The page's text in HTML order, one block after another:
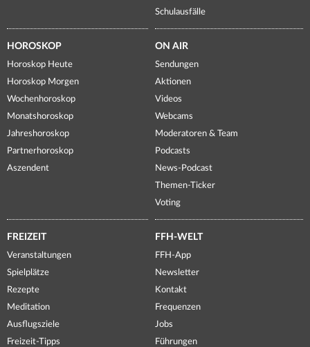
Schulausfälle
HOROSKOP
Horoskop Heute
Horoskop Morgen
Wochenhoroskop
Monatshoroskop
Jahreshoroskop
Partnerhoroskop
Aszendent
ON AIR
Sendungen
Aktionen
Videos
Webcams
Moderatoren & Team
Podcasts
News-Podcast
Themen-Ticker
Voting
FREIZEIT
Veranstaltungen
Spielplätze
Rezepte
Meditation
Ausflugsziele
Freizeit-Tipps
FFH-WELT
FFH-App
Newsletter
Kontakt
Frequenzen
Jobs
Führungen